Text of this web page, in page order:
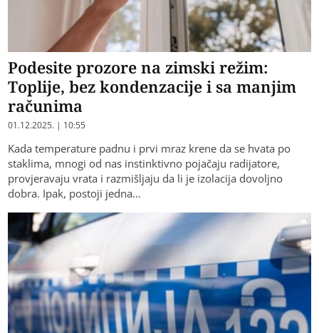
Podesite prozore na zimski režim:
Toplije, bez kondenzacije i sa manjim
računima
01.12.2025. | 10:55
Kada temperature padnu i prvi mraz krene da se hvata po
staklima, mnogi od nas instinktivno pojačaju radijatore,
provjeravaju vrata i razmišljaju da li je izolacija dovoljno
dobra. Ipak, postoji jedna…